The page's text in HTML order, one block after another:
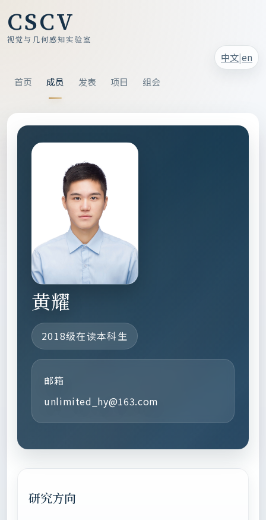
CSCV
视觉与几何感知实验室
首页 成员 发表 项目 组会
中文|en
黄耀
2018级在读本科生
邮箱
unlimited_hy@163.com
研究方向